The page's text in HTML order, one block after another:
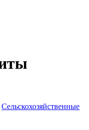
Сельскохозяйственные